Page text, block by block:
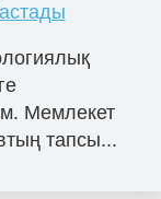
Мемлекет
тапсы...